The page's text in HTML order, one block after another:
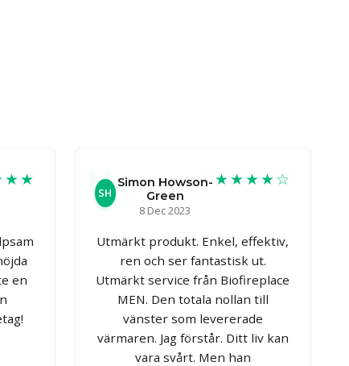
en
SH
Simon Howson-
Green
8 Dec 2023
★★★★☆
Utmärkt produkt. Enkel, effektiv,
ren och ser fantastisk ut.
Utmärkt service från Biofireplace
MEN. Den totala nollan till
vänster som levererade
värmaren. Jag förstår. Ditt liv kan
vara svårt. Men han